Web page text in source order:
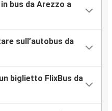
bus da Arezzo a
sull’autobus da
biglietto FlixBus da